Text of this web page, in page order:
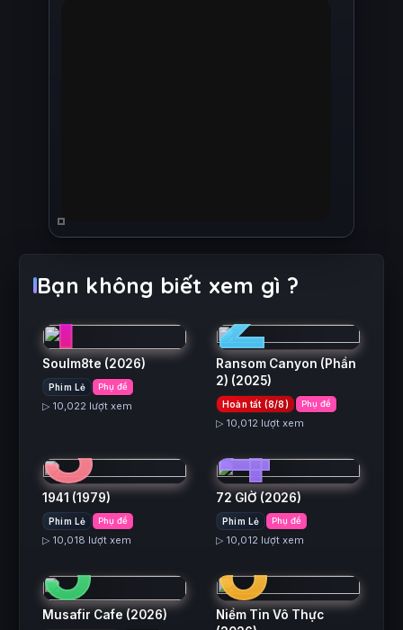
Bạn không biết xem gì ?
1
Soulm8te (2026)
Phim Lẻ Phụ đề
▷ 10,022 lượt xem
2
Ransom Canyon (Phần
2) (2025)
Hoàn tất (8/8) Phụ đề
▷ 10,012 lượt xem
3
1941 (1979)
Phim Lẻ Phụ đề
▷ 10,018 lượt xem
4
72 GIỜ (2026)
Phim Lẻ Phụ đề
▷ 10,012 lượt xem
5
Musafir Cafe (2026) 6
Niềm Tin Vô Thực